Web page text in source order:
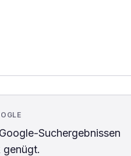
Suchergebnissen
genügt.